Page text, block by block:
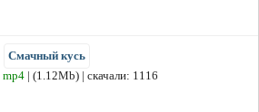
Смачный кусь
mp4 | (1.12Mb) | скачали: 1116